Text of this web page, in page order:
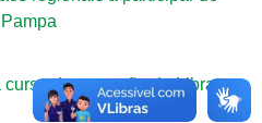
de extensão de Libras